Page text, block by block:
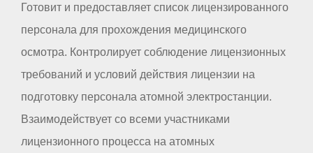
Готовит и предоставляет список лицензированного
персонала для прохождения медицинского
осмотра. Контролирует соблюдение лицензионных
требований и условий действия лицензии на
подготовку персонала атомной электростанции.
Взаимодействует со всеми участниками
лицензионного процесса на атомных